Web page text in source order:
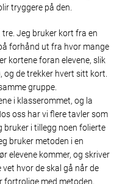
tryggere på den.
tre. Jeg bruker kort fra en
forhånd ut fra hvor mange
kortene foran elevene, slik
de trekker hvert sitt kort.
gruppe.
i klasserommet, og la
oss har vi flere tavler som
bruker i tillegg noen folierte
bruker metoden i en
elevene kommer, og skriver
hvor de skal gå når de
fortrolige med metoden,